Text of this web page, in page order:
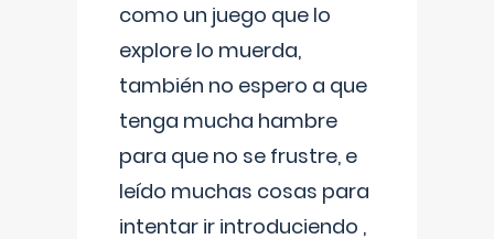
como un juego que lo
explore lo muerda,
también no espero a que
tenga mucha hambre
para que no se frustre, e
leído muchas cosas para
intentar ir introduciendo ,